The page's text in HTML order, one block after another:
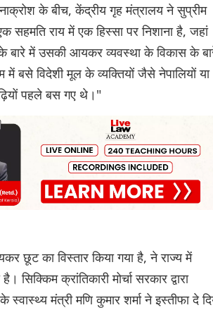
के बीच, केंद्रीय गृह मंत्रालय ने सुप्रीम
सहमति राय में एक हिस्सा पर निशाना है, जहां
बारे में उसकी आयकर व्यवस्था के विकास के
में बसे विदेशी मूल के व्यक्तियों जैसे नेपालियों या
पहले बस गए थे।"
छूट का विस्तार किया गया है, ने राज्य में
क्रांतिकारी मोर्चा सरकार द्वारा
मंत्री मणि कुमार शर्मा ने इस्तीफा दे